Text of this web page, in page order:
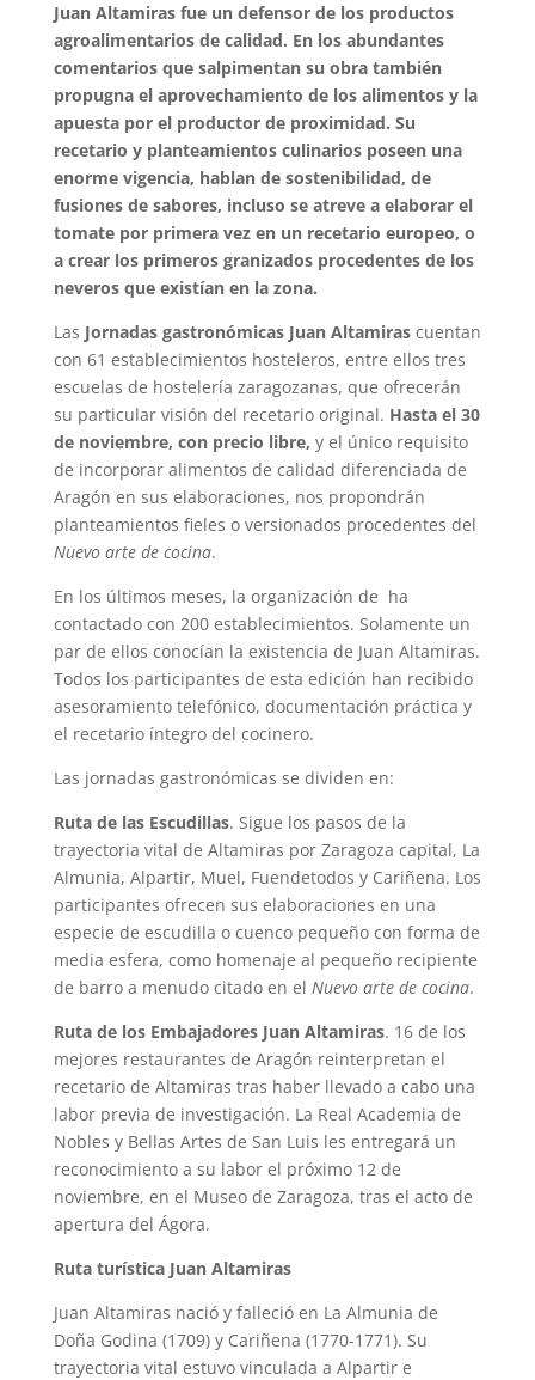
Juan Altamiras fue un defensor de los productos
agroalimentarios de calidad. En los abundantes
comentarios que salpimentan su obra también
propugna el aprovechamiento de los alimentos y la
apuesta por el productor de proximidad. Su
recetario y planteamientos culinarios poseen una
enorme vigencia, hablan de sostenibilidad, de
fusiones de sabores, incluso se atreve a elaborar el
tomate por primera vez en un recetario europeo, o
a crear los primeros granizados procedentes de los
neveros que existían en la zona.
Las Jornadas gastronómicas Juan Altamirascuentan
con 61 establecimientos hosteleros, entre ellos tres
escuelas de hostelería zaragozanas, que ofrecerán
su particular visión del recetario original. Hasta el 30
de noviembre, con precio libre, y el único requisito
de incorporar alimentos de calidad diferenciada de
Aragón en sus elaboraciones, nos propondrán
planteamientos fieles o versionados procedentes del
Nuevo arte de cocina.
En los últimos meses, la organización de ha
contactado con 200 establecimientos. Solamente un
par de ellos conocían la existencia de Juan Altamiras.
Todos los participantes de esta edición han recibido
asesoramiento telefónico, documentación práctica y
el recetario íntegro del cocinero.
Las jornadas gastronómicas se dividen en:
Ruta de las Escudillas. Sigue los pasos de la
trayectoria vital de Altamiras por Zaragoza capital, La
Almunia, Alpartir, Muel, Fuendetodos y Cariñena. Los
participantes ofrecen sus elaboraciones en una
especie de escudilla o cuenco pequeño con forma de
media esfera, como homenaje al pequeño recipiente
de barro a menudo citado en el Nuevo arte de cocina.
Ruta de los Embajadores Juan Altamiras. 16 de los
mejores restaurantes de Aragón reinterpretan el
recetario de Altamiras tras haber llevado a cabo una
labor previa de investigación. La Real Academia de
Nobles y Bellas Artes de San Luis les entregará un
reconocimiento a su labor el próximo 12 de
noviembre, en el Museo de Zaragoza, tras el acto de
apertura del Ágora.
Ruta turística Juan Altamiras
Juan Altamiras nació y falleció en La Almunia de
Doña Godina (1709) y Cariñena (1770-1771). Su
trayectoria vital estuvo vinculada a Alpartir e